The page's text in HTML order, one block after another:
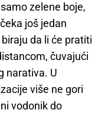
zelene boje,
još jedan
da li će pratiti
čuvajući
narativa. U
više ne gori
vodonik do